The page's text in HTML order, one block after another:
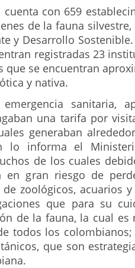
con 659
de la fauna
y Desarrollo
registradas 23
que se encuentran
y nativa.
sanitaria,
una tarifa por
generaban
lo informa el
de los cuales
gran riesgo de
zoológicos, acuarios
que para su
de la fauna, la cual es
todos los
que son